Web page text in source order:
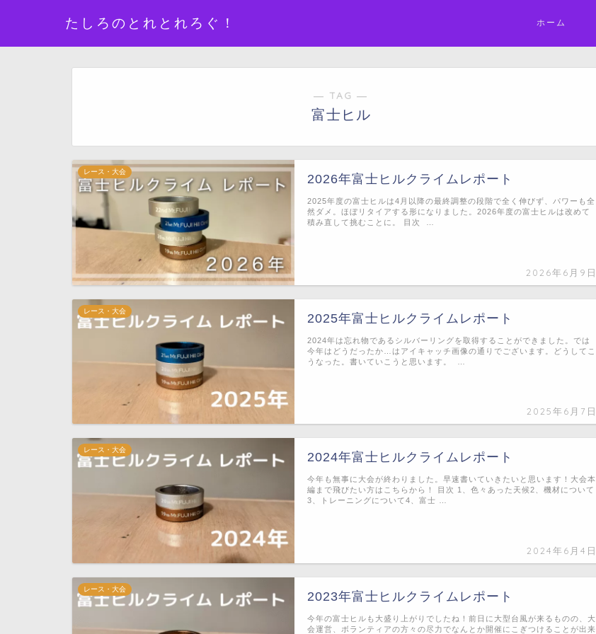
たしろのとれとれろぐ！ ホーム
― TAG ―
富士ヒル
レース・大会
2026年富士ヒルクライムレポート
2026年6月9日
2025年度の富士ヒルは4月以降の最終調整の段階で全く伸びず、パワーも全
然ダメ。ほぼリタイアする形になりました。2026年度の富士ヒルは改めて
積み直して挑むことに。 目次 …
レース・大会
2025年富士ヒルクライムレポート
2025年6月7日
2024年は忘れ物であるシルバーリングを取得することができました。では
今年はどうだったか…はアイキャッチ画像の通りでございます。どうしてこ
うなった。書いていこうと思います。 …
レース・大会
2024年富士ヒルクライムレポート
2024年6月4日
今年も無事に大会が終わりました。早速書いていきたいと思います！大会本
編まで飛びたい方はこちらから！ 目次 1、色々あった天候2、機材について
3、トレーニングについて4、富士 …
レース・大会
2023年富士ヒルクライムレポート
今年の富士ヒルも大盛り上がりでしたね！前日に大型台風が来るものの、大
会運営、ボランティアの方々の尽力でなんとか開催にこぎつけることが出来